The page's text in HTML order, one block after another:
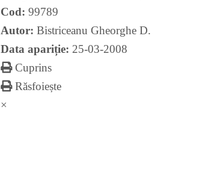
Cod: 99789
Autor: Bistriceanu Gheorghe D.
Data apariție: 25-03-2008
Cuprins
Răsfoiește
×